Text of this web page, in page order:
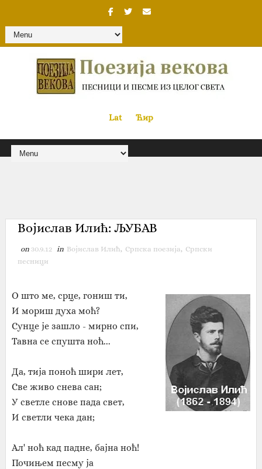
Lat« Ћир
Војислав Илић‎: ЉУБАВ
on 30.9.12 in Војислав Илић, Српска поезија, Српски
песници
О што ме, срце, гониш ти,
И мориш духа моћ?
Сунце је зашло - мирно спи,
Тавна се спушта ноћ...
Да, тија поноћ шири лет,
Све живо снева сан;
У светле снове пада свет,
И светли чека дан;
Ал' ноћ кад падне, бајна ноћ!
Почињем песму ја